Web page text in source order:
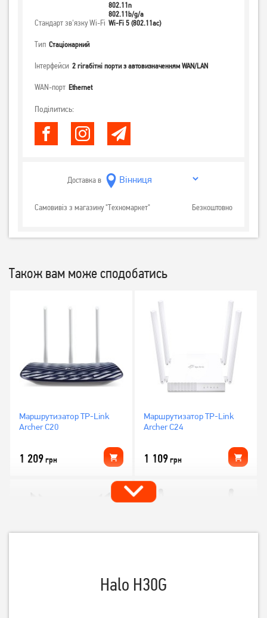
Стандарт зв'язку Wi-Fi
802.11n
802.11b/g/a
Wi-Fi 5 (802.11ac)
Тип Стаціонарний
Інтерфейси 2 гігабітні порти з автовизначенням WAN/LAN
WAN-порт Ethernet
Поділитись:
Доставка в
Самовивіз з магазину "Техномаркет" Безкоштовно
Також вам може сподобатись
Маршрутизатор TP-Link
Archer C20
1 209грн
Маршрутизатор TP-Link
Archer C24
1 109грн
Halo H30G